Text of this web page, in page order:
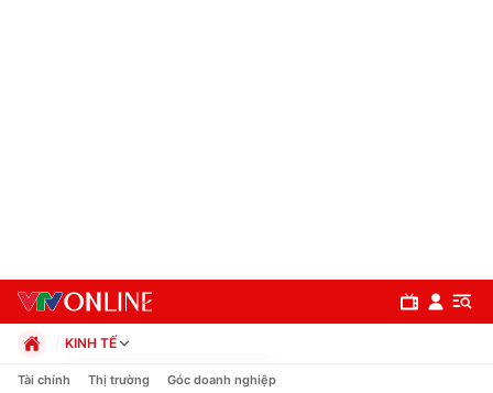
KINH TẾ
Chính trị
Tài chính Thị trường Góc doanh nghiệp